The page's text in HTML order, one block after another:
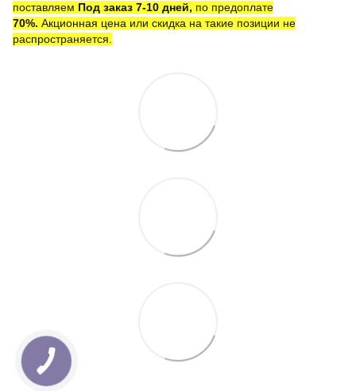
поставляем Под заказ 7-10 дней, по предоплате
70%. Акционная цена или скидка на такие позиции не
распространяется.